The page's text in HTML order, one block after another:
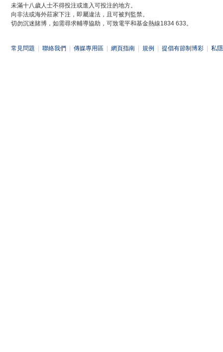
未滿十八歲人士不得投注或進入可投注的地方。
向非法或海外莊家下注，即屬違法，且可被判監禁。
切勿沉迷賭博，如需尋求輔導協助，可致電平和基金熱線1834 633。
常見問題 聯絡我們 傳媒專用區 網頁指南 規例 提倡有節制博彩 私